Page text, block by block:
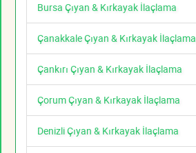
Bursa Çıyan & Kırkayak İlaçlama
Çanakkale Çıyan & Kırkayak İlaçlama
Çankırı Çıyan & Kırkayak İlaçlama
Çorum Çıyan & Kırkayak İlaçlama
Denizli Çıyan & Kırkayak İlaçlama